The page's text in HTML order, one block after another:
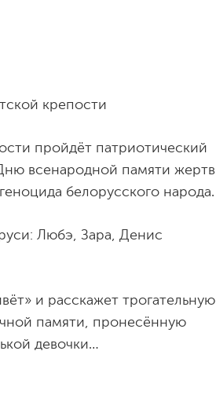
крепости
пройдёт патриотический
всенародной памяти жертв
белорусского народа.
Любэ, Зара, Денис
и расскажет трогательную
памяти, пронесённую
девочки…